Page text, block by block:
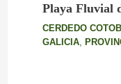
Playa Fluvial
CERDEDO
GALICIA,